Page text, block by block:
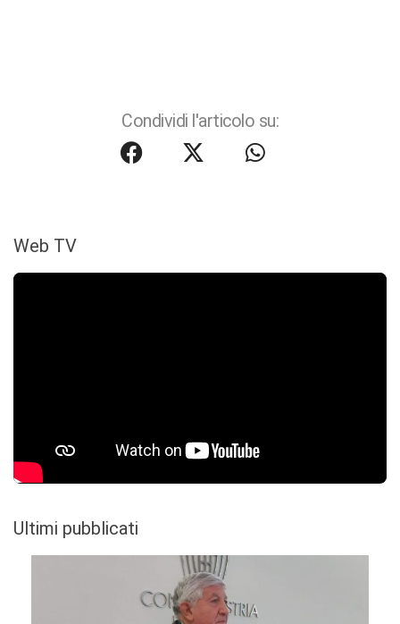
Condividi l'articolo su:
Web TV
Ultimi pubblicati